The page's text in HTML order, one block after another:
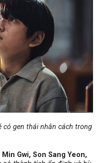
có gen thái nhân cách trong
Min Gwi, Son Sang Yeon,